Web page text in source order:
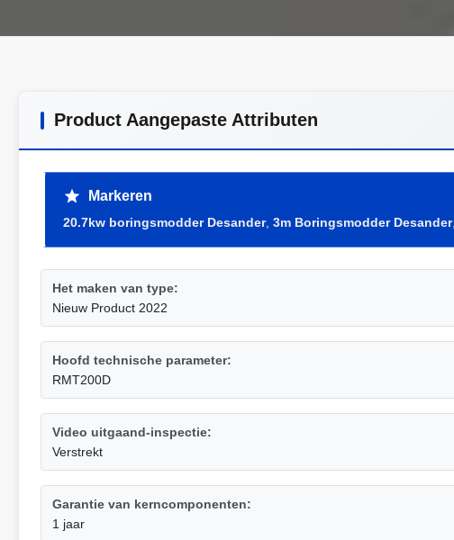
Product Aangepaste Attributen
Markeren
20.7kw boringsmodder Desander, 3m Boringsmodder Desander,
Het maken van type:
Nieuw Product 2022
Hoofd technische parameter:
RMT200D
Video uitgaand-inspectie:
Verstrekt
Garantie van kerncomponenten:
1 jaar